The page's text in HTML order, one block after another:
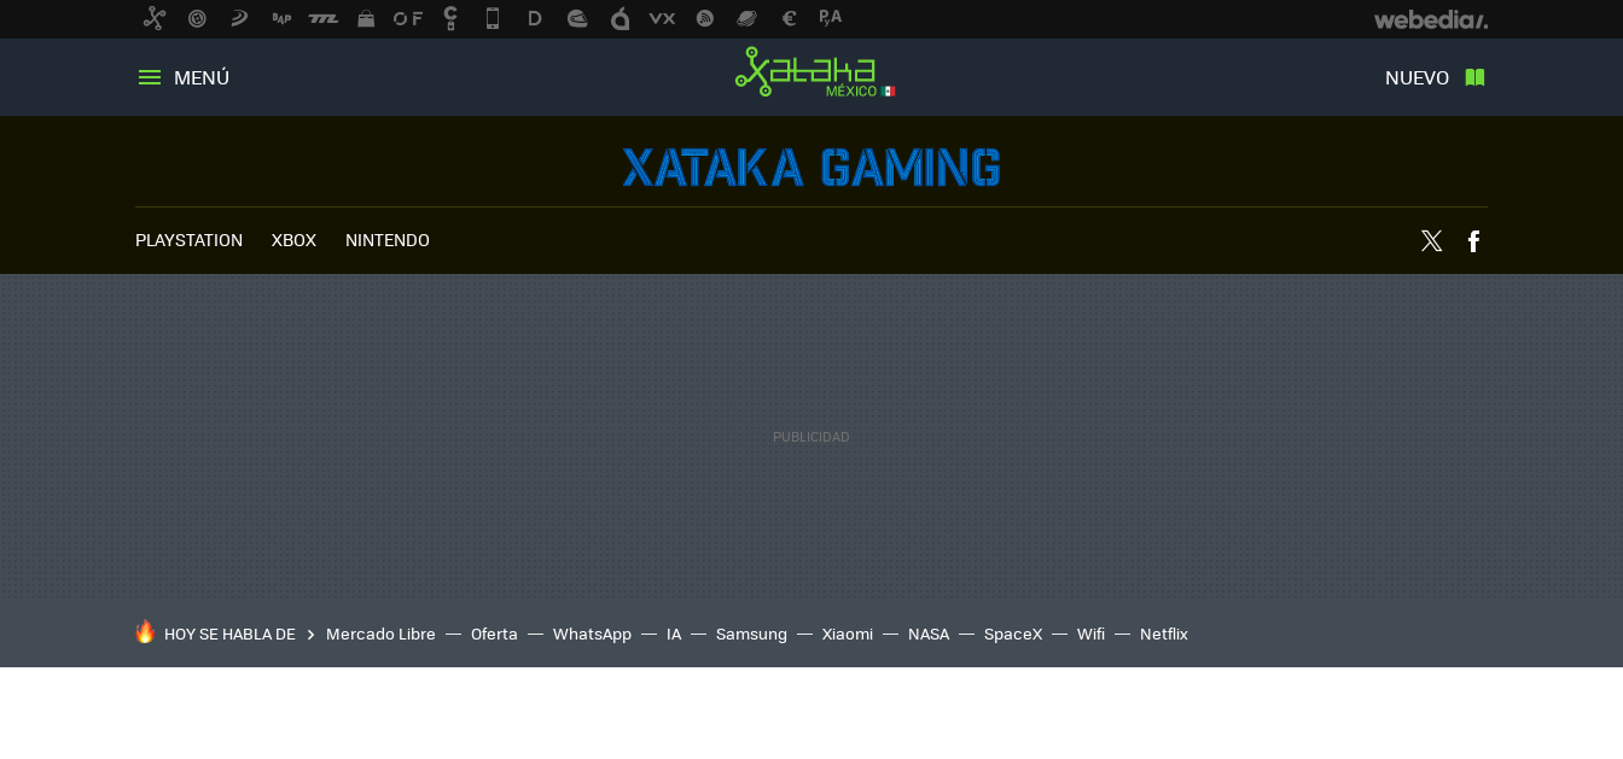
MENÚ NUEVO
PLAYSTATION XBOX NINTENDO Twitter
HOY SE HABLA DE Mercado Libre Oferta WhatsApp IA Samsung Xiaomi NASA SpaceX Wifi Netflix